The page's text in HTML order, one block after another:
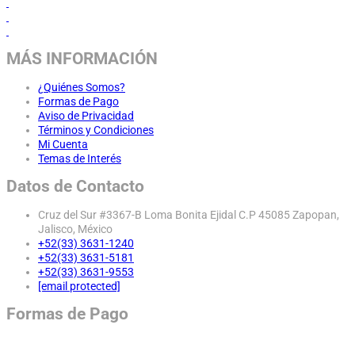
MÁS INFORMACIÓN
¿Quiénes Somos?
Formas de Pago
Aviso de Privacidad
Términos y Condiciones
Mi Cuenta
Temas de Interés
Datos de Contacto
Cruz del Sur #3367-B Loma Bonita Ejidal C.P 45085 Zapopan,
Jalisco, México
+52(33) 3631-1240
+52(33) 3631-5181
+52(33) 3631-9553
[email protected]
Formas de Pago